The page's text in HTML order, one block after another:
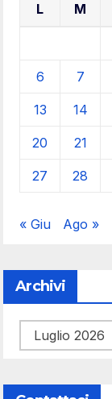
L M
6 7
13 14
20 21
27 28
« Giu Ago »
Archivi
Archivi